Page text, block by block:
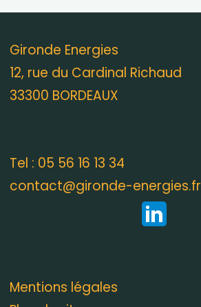
Gironde Energies
12, rue du Cardinal Richaud
33300 BORDEAUX
Tel : 05 56 16 13 34
contact@gironde-energies.fr
Mentions légales